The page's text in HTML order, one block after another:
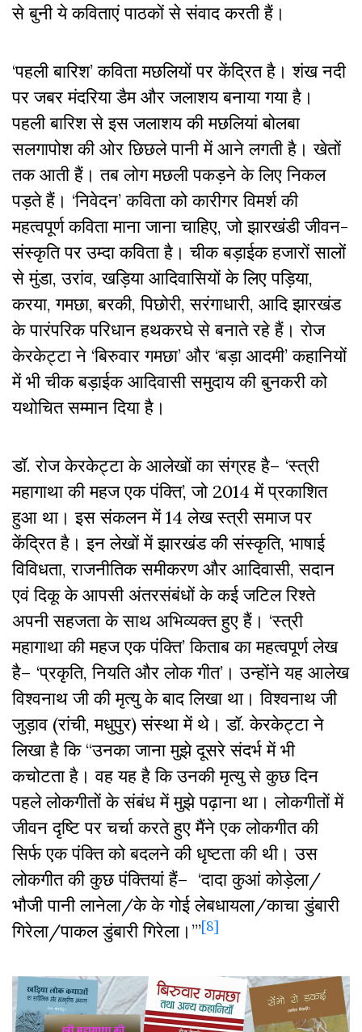
से बुनी ये कविताएं पाठकों से संवाद करती हैं।
‘पहली बारिश’ कविता मछलियों पर केंद्रित है। शंख नदी
पर जबर मंदरिया डैम और जलाशय बनाया गया है।
पहली बारिश से इस जलाशय की मछलियां बोलबा
सलगापोश की ओर छिछले पानी में आने लगती है। खेतों
तक आती हैं। तब लोग मछली पकड़ने के लिए निकल
पड़ते हैं। ‘निवेदन’ कविता को कारीगर विमर्श की
महत्वपूर्ण कविता माना जाना चाहिए, जो झारखंडी जीवन-
संस्कृति पर उम्दा कविता है। चीक बड़ाईक हजारों सालों
से मुंडा, उरांव, खड़िया आदिवासियों के लिए पड़िया,
करया, गमछा, बरकी, पिछोरी, सरंगाधारी, आदि झारखंड
के पारंपरिक परिधान हथकरघे से बनाते रहे हैं। रोज
केरकेट्टा ने ‘बिरुवार गमछा’ और ‘बड़ा आदमी’ कहानियों
में भी चीक बड़ाईक आदिवासी समुदाय की बुनकरी को
यथोचित सम्मान दिया है।
डॉ. रोज केरकेट्टा के आलेखों का संग्रह है– ‘स्त्री
महागाथा की महज एक पंक्ति’, जो 2014 में प्रकाशित
हुआ था। इस संकलन में 14 लेख स्त्री समाज पर
केंद्रित है। इन लेखों में झारखंड की संस्कृति, भाषाई
विविधता, राजनीतिक समीकरण और आदिवासी, सदान
एवं दिकू के आपसी अंतरसंबंधों के कई जटिल रिश्ते
अपनी सहजता के साथ अभिव्यक्त हुए हैं। ‘स्त्री
महागाथा की महज एक पंक्ति’ किताब का महत्वपूर्ण लेख
है– ‘प्रकृति, नियति और लोक गीत’। उन्होंने यह आलेख
विश्वनाथ जी की मृत्यु के बाद लिखा था। विश्वनाथ जी
जुड़ाव (रांची, मधुपुर) संस्था में थे। डॉ. केरकेट्टा ने
लिखा है कि “उनका जाना मुझे दूसरे संदर्भ में भी
कचोटता है। वह यह है कि उनकी मृत्यु से कुछ दिन
पहले लोकगीतों के संबंध में मुझे पढ़ाना था। लोकगीतों में
जीवन दृष्टि पर चर्चा करते हुए मैंने एक लोकगीत की
सिर्फ एक पंक्ति को बदलने की धृष्टता की थी। उस
लोकगीत की कुछ पंक्तियां हैं– ‘दादा कुआं कोड़ेला/
भौजी पानी लानेला/के के गोई लेबधायला/काचा डुंबारी
गिरेला/पाकल डुंबारी गिरेला।’”[8]